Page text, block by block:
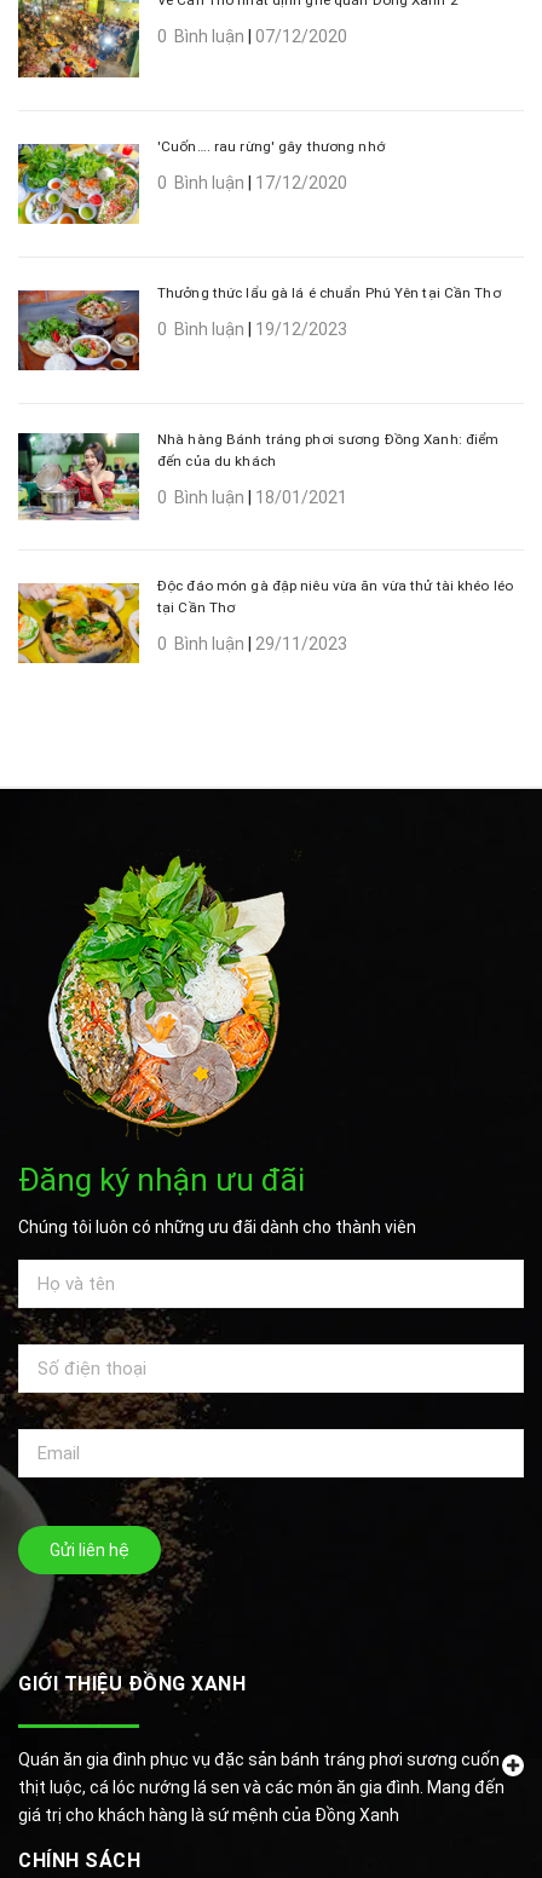
0 Bình luận 07/12/2020
'Cuốn…. rau rừng' gây thương nhớ
0 Bình luận 17/12/2020
Thưởng thức lẩu gà lá é chuẩn Phú Yên tại Cần Thơ
0 Bình luận 19/12/2023
Nhà hàng Bánh tráng phơi sương Đồng Xanh: điểm
đến của du khách
0 Bình luận 18/01/2021
Độc đáo món gà đập niêu vừa ăn vừa thử tài khéo léo
tại Cần Thơ
0 Bình luận 29/11/2023
Đăng ký nhận ưu đãi
Chúng tôi luôn có những ưu đãi dành cho thành viên
Gửi liên hệ
GIỚI THIỆU ĐỒNG XANH
Quán ăn gia đình phục vụ đặc sản bánh tráng phơi sương cuốn
thịt luộc, cá lóc nướng lá sen và các món ăn gia đình. Mang đến
giá trị cho khách hàng là sứ mệnh của Đồng Xanh
CHÍNH SÁCH